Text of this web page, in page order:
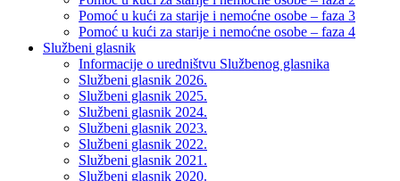
Pomoć u kući za starije i nemoćne osobe – faza 3
Pomoć u kući za starije i nemoćne osobe – faza 4
Službeni glasnik
Informacije o uredništvu Službenog glasnika
Službeni glasnik 2026.
Službeni glasnik 2025.
Službeni glasnik 2024.
Službeni glasnik 2023.
Službeni glasnik 2022.
Službeni glasnik 2021.
Službeni glasnik 2020.